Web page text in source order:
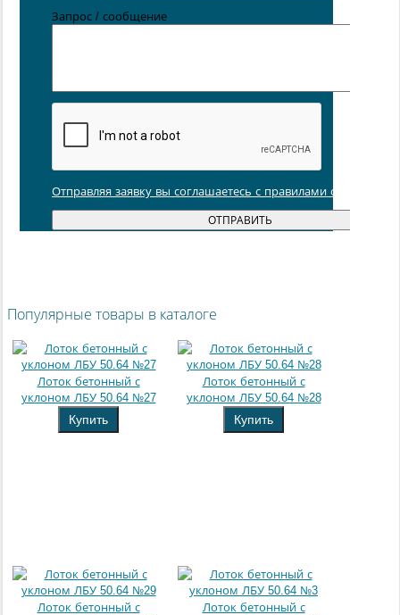
Запрос / сообщение
Отправляя заявку вы соглашаетесь с правилами обработки
Популярные товары в каталоге
Лоток бетонный с
уклоном ЛБУ 50.64 №27
Купить
Лоток бетонный с
уклоном ЛБУ 50.64 №28
Купить
Лоток бетонный с
Лоток бетонный с